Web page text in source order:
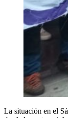
La situación en el